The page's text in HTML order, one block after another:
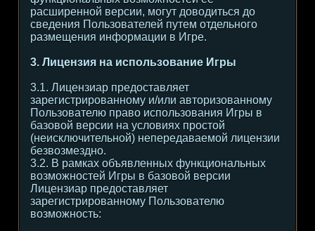
расширенной версии, могут доводиться до
сведения Пользователей путем отдельного
размещения информации в Игре.
3. Лицензия на использование Игры
3.1. Лицензиар предоставляет
зарегистрированному и/или авторизованному
Пользователю право использования Игры в
базовой версии на условиях простой
(неисключительной) непередаваемой лицензии
безвозмездно.
3.2. В рамках объявленных функциональных
возможностей Игры в базовой версии
Лицензиар предоставляет
зарегистрированному Пользователю
возможность: